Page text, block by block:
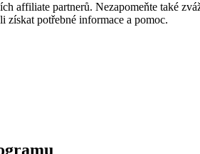
affiliate partnerů. Nezapomeňte také
získat potřebné informace a pomoc.